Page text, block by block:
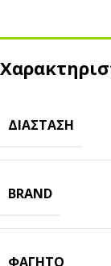
ΔΙΆΣΤΑΣΗ
BRAND
ΦΑΓΗΤΌ